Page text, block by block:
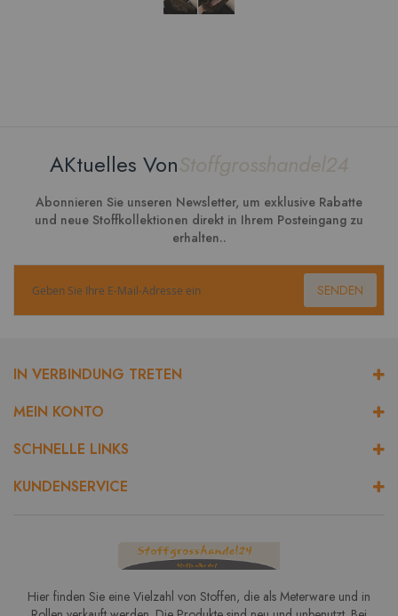
AKtuelles VonStoffgrosshandel24
Abonnieren Sie unseren Newsletter, um exklusive Rabatte
und neue Stoffkollektionen direkt in Ihrem Posteingang zu
erhalten..
SENDEN
IN VERBINDUNG TRETEN
MEIN KONTO
SCHNELLE LINKS
KUNDENSERVICE
Hier finden Sie eine Vielzahl von Stoffen, die als Meterware und in